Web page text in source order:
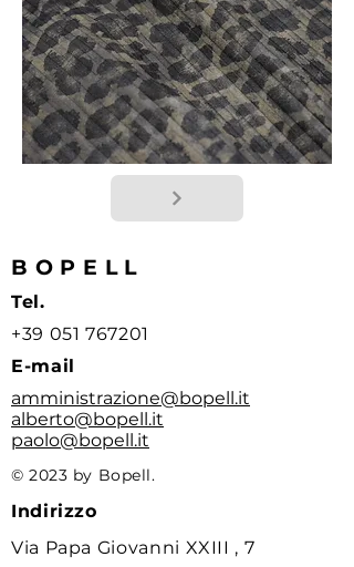
BOPELL
Tel.
+39 051 767201
E-mail
amministrazione@bopell.it
alberto@bopell.it
paolo@bopell.it
© 2023 by Bopell.
Indirizzo
Via Papa Giovanni XXIII , 7